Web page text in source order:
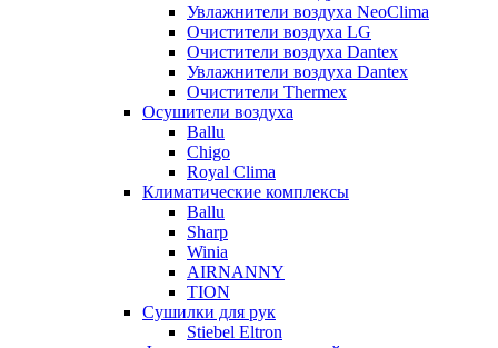
Увлажнители воздуха NeoClima
Очистители воздуха LG
Очистители воздуха Dantex
Увлажнители воздуха Dantex
Очистители Thermex
Осушители воздуха
Ballu
Chigo
Royal Clima
Климатические комплексы
Ballu
Sharp
Winia
AIRNANNY
TION
Сушилки для рук
Stiebel Eltron